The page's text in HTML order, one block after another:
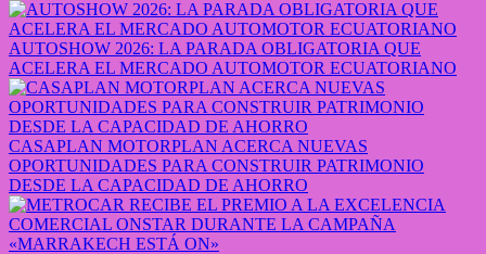
AUTOSHOW 2026: LA PARADA OBLIGATORIA QUE
ACELERA EL MERCADO AUTOMOTOR ECUATORIANO
CASAPLAN MOTORPLAN ACERCA NUEVAS
OPORTUNIDADES PARA CONSTRUIR PATRIMONIO
DESDE LA CAPACIDAD DE AHORRO